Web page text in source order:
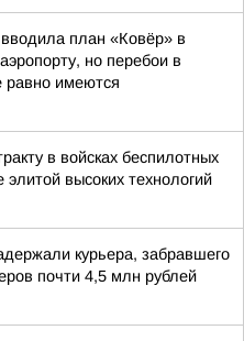
план «Ковёр» в
но перебои в
равно имеются
в войсках беспилотных
элитой высоких технологий
курьера, забравшего
почти 4,5 млн рублей